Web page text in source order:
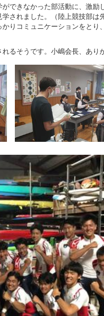
できなかった部活動に、激励
されました。（陸上競技部
りコミュニケーションをと
るそうです。小嶋会長、あり